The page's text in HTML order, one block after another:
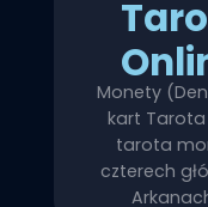
Monety
kart Tarota
tarota
czterech